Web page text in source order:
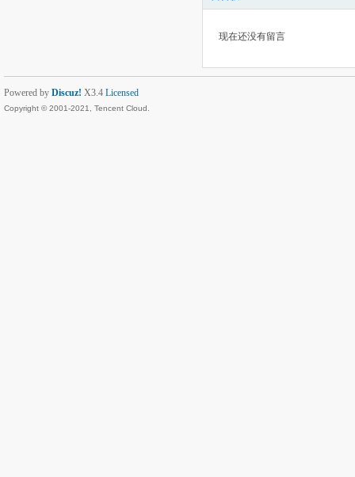
现在还没有留言
Powered by Discuz! X3.4 Licensed
Copyright © 2001-2021, Tencent Cloud.